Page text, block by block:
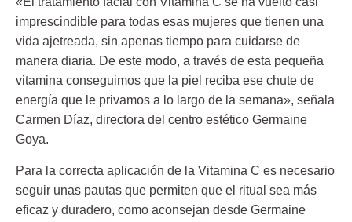
imprescindible para todas esas mujeres que tienen una
vida ajetreada, sin apenas tiempo para cuidarse de
manera diaria. De este modo, a través de esta pequeña
vitamina conseguimos que la piel reciba ese chute de
energía que le privamos a lo largo de la semana», señala
Carmen Díaz, directora del centro estético Germaine
Goya.
Para la correcta aplicación de la Vitamina C es necesario
seguir unas pautas que permiten que el ritual sea más
eficaz y duradero, como aconsejan desde Germaine